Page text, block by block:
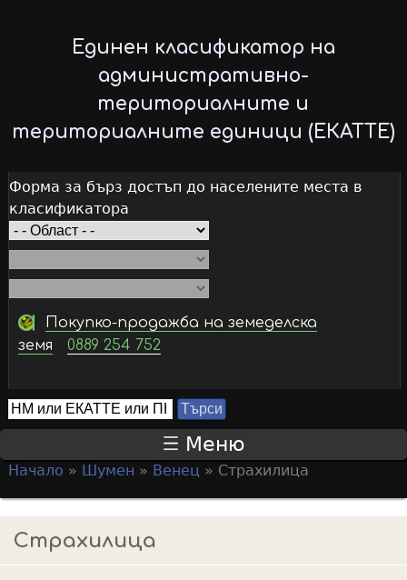
to
main
content
Единен класификатор на
административно-
териториалните и
териториалните единици (ЕКАТТЕ)
Форма за бърз достъп до населените места в
класификатора
Покупко-продажба на земеделска
земя
0889 254 752
S
e
r
c
h
Т
ъ
с
и
Меню
o
u
Начало » Шумен » Венец » Страхилица
Страхилица